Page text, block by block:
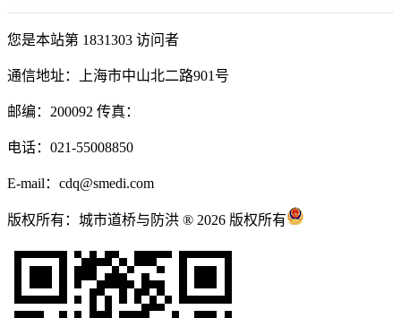
您是本站第 1831303 访问者
通信地址：上海市中山北二路901号
邮编：200092 传真：
电话：021-55008850
E-mail：cdq@smedi.com
版权所有：城市道桥与防洪 ® 2026 版权所有